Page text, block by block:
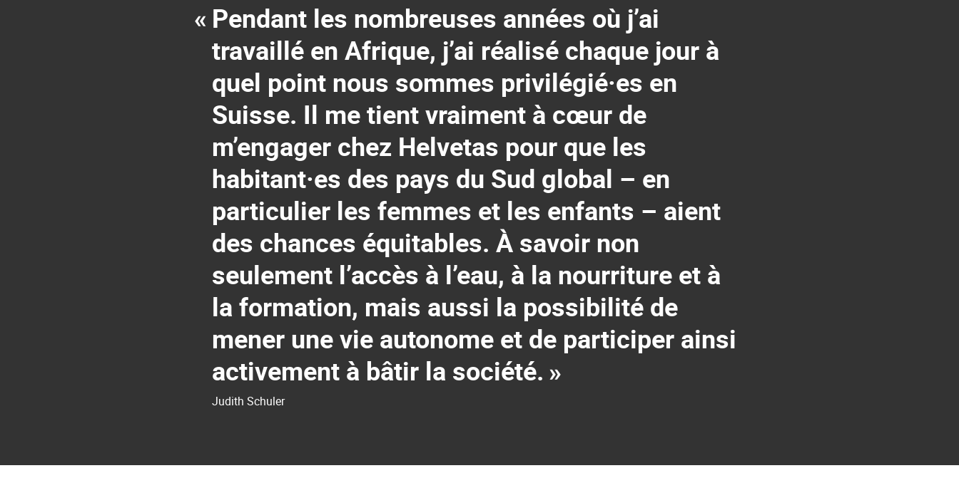
« Pendant les nombreuses années où j’ai
travaillé en Afrique, j’ai réalisé chaque jour à
quel point nous sommes privilégié·es en
Suisse. Il me tient vraiment à cœur de
m’engager chez Helvetas pour que les
habitant·es des pays du Sud global – en
particulier les femmes et les enfants – aient
des chances équitables. À savoir non
seulement l’accès à l’eau, à la nourriture et à
la formation, mais aussi la possibilité de
mener une vie autonome et de participer ainsi
activement à bâtir la société. »
Judith Schuler